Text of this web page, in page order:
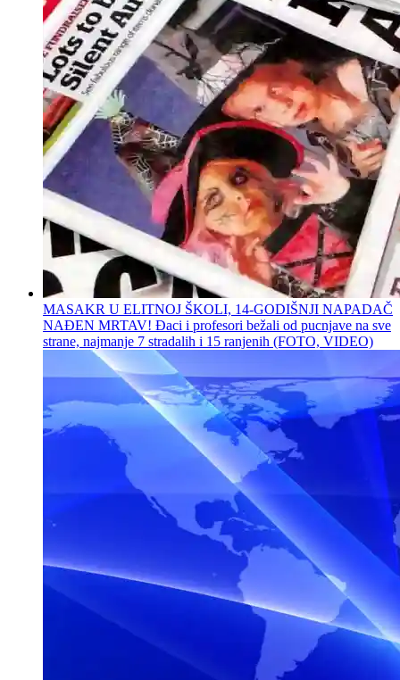
MASAKR U ELITNOJ ŠKOLI, 14-GODIŠNJI NAPADAČ
NAĐEN MRTAV! Đaci i profesori bežali od pucnjave na sve
strane, najmanje 7 stradalih i 15 ranjenih (FOTO, VIDEO)